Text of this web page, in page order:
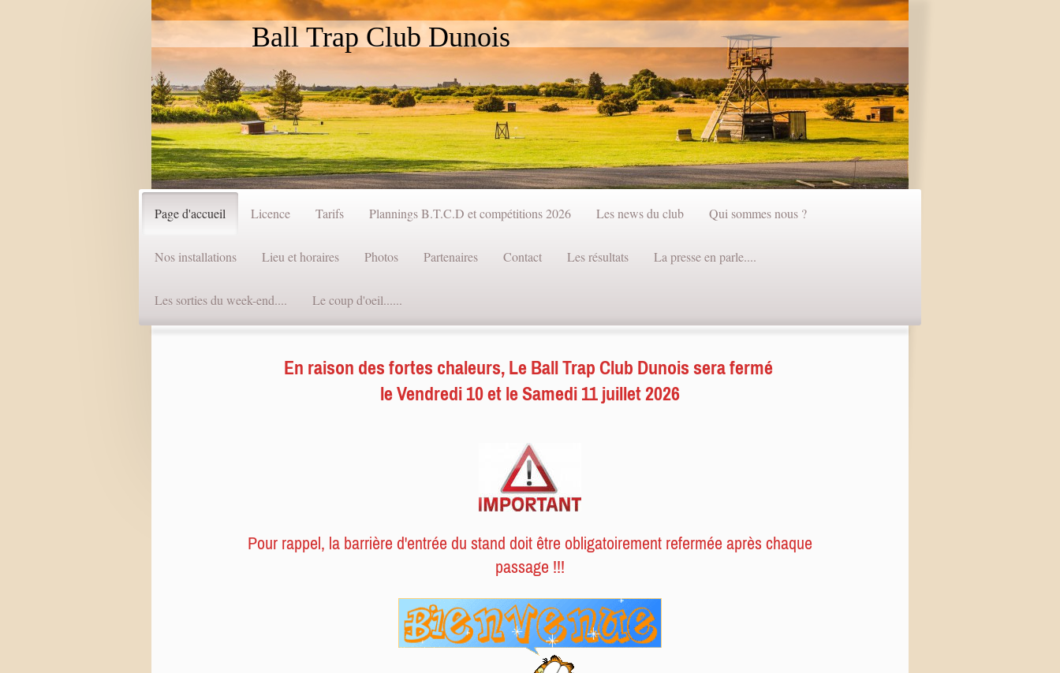
Ball Trap Club Dunois
Page d'accueil Licence Tarifs Plannings B.T.C.D et compétitions 2026 Les news du club Qui sommes nous ?
Nos installations Lieu et horaires Photos Partenaires Contact Les résultats La presse en parle....
Les sorties du week-end.... Le coup d'oeil......
En raison des fortes chaleurs, Le Ball Trap Club Dunois sera fermé
le Vendredi 10 et le Samedi 11 juillet 2026
Pour rappel, la barrière d'entrée du stand doit être obligatoirement refermée après chaque
passage !!!